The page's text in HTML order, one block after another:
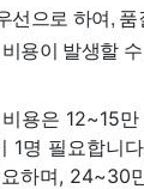
으로 하여,
용이 발생할
용은 12~15만
1명 필요합니
하며, 24~30